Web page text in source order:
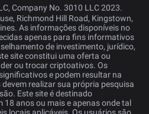
Company No. 3010 LLC 2023.
Richmond Hill Road, Kingstown,
As informações disponíveis no
apenas para fins informativos
de investimento, jurídico,
site constitui uma oferta ou
ou trocar criptoativos. Os
e podem resultar na
realizar sua própria pesquisa
Este site é destinado
anos ou mais e apenas onde tal